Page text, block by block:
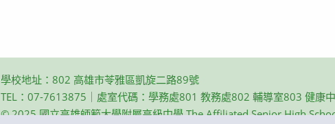
學校地址：802 高雄市苓雅區凱旋二路89號
TEL：07-7613875｜處室代碼：學務處801 教務處802 輔導室803 健康
© 2025 國立高雄師範大學附屬高級中學 The Affiliated Senior High